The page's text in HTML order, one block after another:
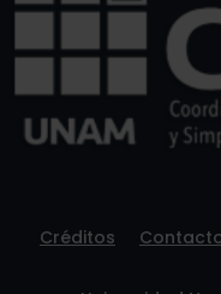
Créditos